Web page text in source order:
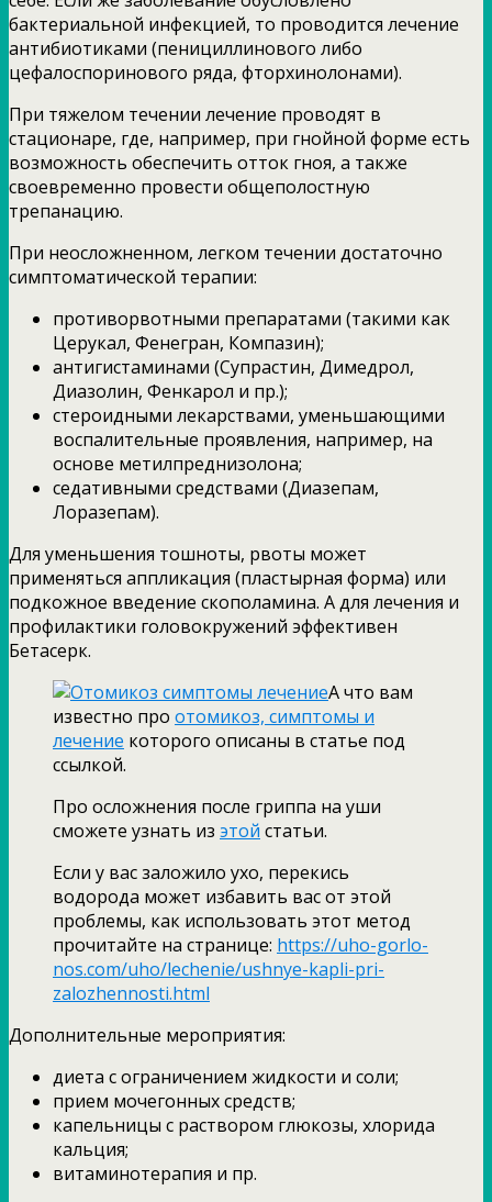
бактериальной инфекцией, то проводится лечение
антибиотиками (пенициллинового либо
цефалоспоринового ряда, фторхинолонами).
При тяжелом течении лечение проводят в
стационаре, где, например, при гнойной форме есть
возможность обеспечить отток гноя, а также
своевременно провести общеполостную
трепанацию.
При неосложненном, легком течении достаточно
симптоматической терапии:
противорвотными препаратами (такими как
Церукал, Фенегран, Компазин);
антигистаминами (Супрастин, Димедрол,
Диазолин, Фенкарол и пр.);
стероидными лекарствами, уменьшающими
воспалительные проявления, например, на
основе метилпреднизолона;
седативными средствами (Диазепам,
Лоразепам).
Для уменьшения тошноты, рвоты может
применяться аппликация (пластырная форма) или
подкожное введение скополамина. А для лечения и
профилактики головокружений эффективен
Бетасерк.
А что вам
известно про отомикоз, симптомы и
лечение которого описаны в статье под
ссылкой.
Про осложнения после гриппа на уши
сможете узнать из этой статьи.
Если у вас заложило ухо, перекись
водорода может избавить вас от этой
проблемы, как использовать этот метод
прочитайте на странице: https://uho-gorlo-
nos.com/uho/lechenie/ushnye-kapli-pri-
zalozhennosti.html
Дополнительные мероприятия:
диета с ограничением жидкости и соли;
прием мочегонных средств;
капельницы с раствором глюкозы, хлорида
кальция;
витаминотерапия и пр.